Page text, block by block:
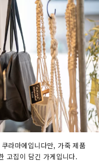
라마에입니다만, 가죽 제품
고집이 담긴 가게입니다.